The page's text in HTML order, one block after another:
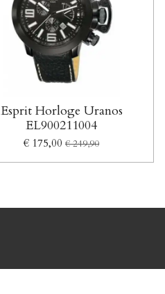
Esprit Horloge Uranos
EL900211004
€ 175,00 € 249,90